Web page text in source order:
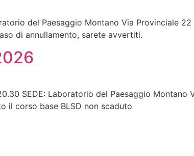
del Paesaggio Montano Via Provinciale
di annullamento, sarete avvertiti.
SEDE: Laboratorio del Paesaggio Montano
il corso base BLSD non scaduto